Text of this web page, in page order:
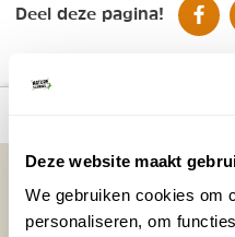
Deze website maakt
We gebruiken cookies om
personaliseren, om
Deel deze pagina!
Vakantietips & Inspiratie?
Voornaam